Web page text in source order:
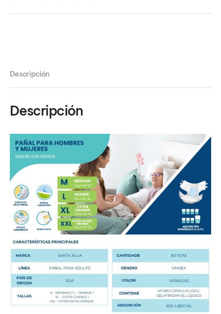
Descripción
Descripción